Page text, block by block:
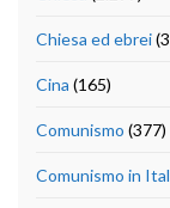
Chiesa ed ebrei
Cina (165)
Comunismo (377)
Comunismo in